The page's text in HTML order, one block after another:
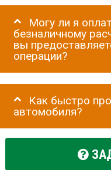
Могу ли я
безналичному
вы
операции?
Как быстро
автомобиля?